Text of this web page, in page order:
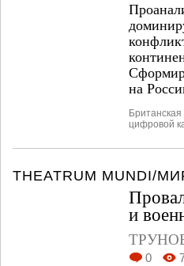
на
цифровой
THEATRUM MUNDI/
и
ТРУНОВ
0